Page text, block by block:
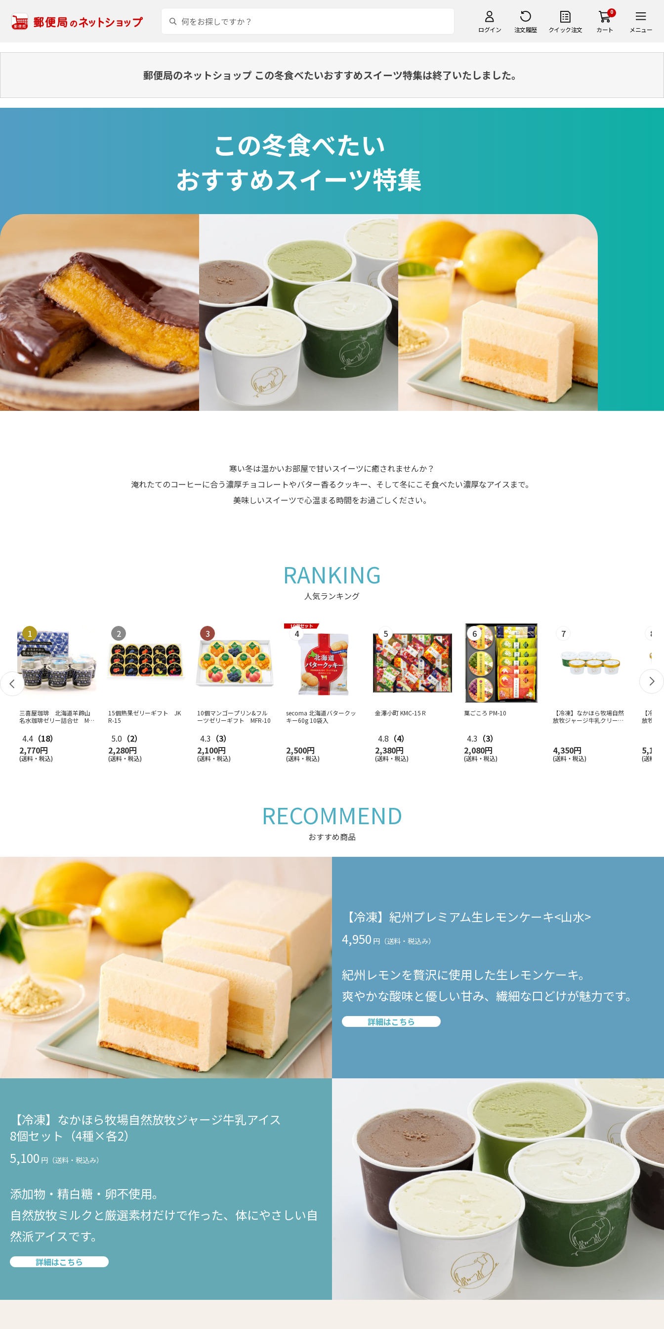
ログイン 注文履歴 クイック注文
0
カート メニュー
郵便局のネットショップ この冬食べたいおすすめスイーツ特集は終了いたしました。
この冬食べたい
おすすめスイーツ特集
寒い冬は温かいお部屋で甘いスイーツに癒されませんか？
淹れたてのコーヒーに合う濃厚チョコレートやバター香るクッキー、 そして冬にこそ食べたい濃厚なアイスまで。
美味しいスイーツで心温まる時間をお過ごしください。
RANKING
人気ランキング
三喜屋珈琲 北海道羊蹄山
名水珈琲ゼリー詰合せ MC
4.4 （18）
2,770円
(送料・税込)
15個熟果ゼリーギフト JK
R-15
5.0 （2）
2,280円
(送料・税込)
10個マンゴープリン&フル
ーツゼリーギフト MFR-10
4.3 （3）
2,100円
(送料・税込)
secoma 北海道バタークッ
キー60g 10袋入
2,500円
(送料・税込)
金澤小町 KMC-15Ｒ
4.8 （4）
2,380円
(送料・税込)
菓ごころ PM-10
4.3 （3）
2,080円
(送料・税込)
【冷凍】なかほら牧場自然
放牧ジャージ牛乳クリーム
4,350円
(送料・税込)
【冷
放牧ジ
(送料・
RECOMMEND
おすすめ商品
【冷凍】紀州プレミアム生レモンケーキ<山水>
4,950
紀州レモンを贅沢に使用した生レモンケーキ。
爽やかな酸味と優しい甘み、繊細な口どけが魅力です。
詳細はこちら
【冷凍】なかほら牧場自然放牧ジャージ牛乳アイス
8個セット（4種×各2）
5,100
添加物・精白糖・卵不使用。
自然放牧ミルクと厳選素材だけで作った、体にやさしい自
然派アイスです。
詳細はこちら